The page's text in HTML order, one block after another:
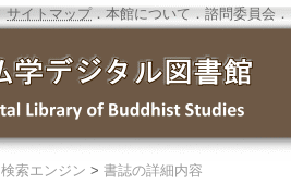
サイトマップ．本館について ． 諮問委員会 ．
検索エンジン > 書誌の詳細内容